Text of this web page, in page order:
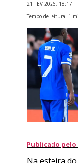
21 FEV 2026, 18:17
Tempo de leitura: 1
Publicado
Na esteira